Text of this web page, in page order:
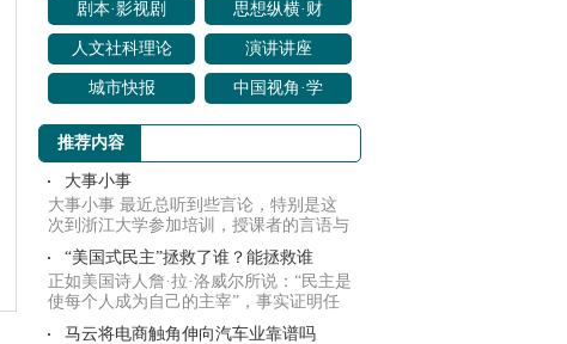
剧本·影视剧
改编
思想纵横·财
经聚焦
人文社科理论
研究
演讲讲座
城市快报
中国视角·学
推荐内容
大事小事
大事小事 最近总听到些言论，特别是这
次到浙江大学参加培训，授课者的言语与
那些言论...
“美国式民主”拯救了谁？能拯救谁
正如美国诗人詹·拉·洛威尔所说：“民主是
使每个人成为自己的主宰”，事实证明任
何强...
马云将电商触角伸向汽车业靠谱吗